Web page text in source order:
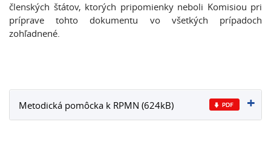
členských štátov, ktorých pripomienky neboli Komisiou pri
príprave tohto dokumentu vo všetkých prípadoch
zohľadnené.
Metodická pomôcka k RPMN (624kB)